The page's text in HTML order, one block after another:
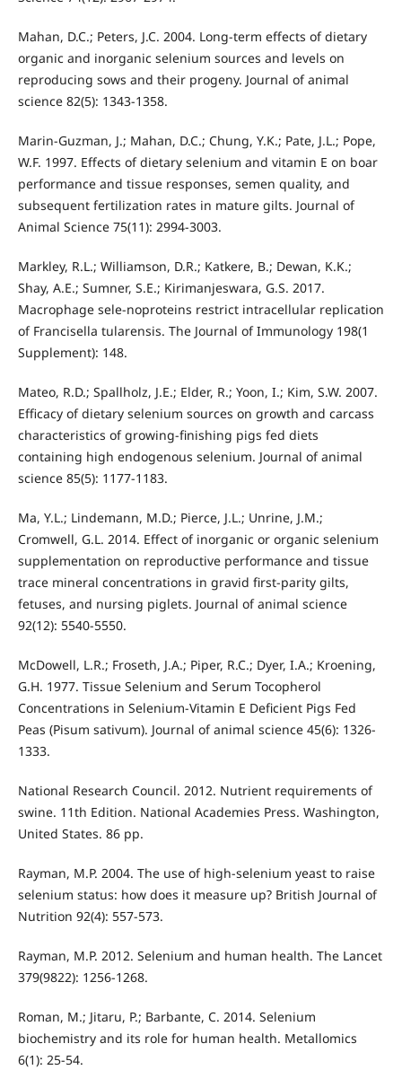
Mahan, D.C.; Peters, J.C. 2004. Long-term effects of dietary
organic and inorganic selenium sources and levels on
reproducing sows and their progeny. Journal of animal
science 82(5): 1343-1358.
Marin-Guzman, J.; Mahan, D.C.; Chung, Y.K.; Pate, J.L.; Pope,
W.F. 1997. Effects of dietary selenium and vitamin E on boar
performance and tissue responses, semen quality, and
subsequent fertilization rates in mature gilts. Journal of
Animal Science 75(11): 2994-3003.
Markley, R.L.; Williamson, D.R.; Katkere, B.; Dewan, K.K.;
Shay, A.E.; Sumner, S.E.; Kirimanjeswara, G.S. 2017.
Macrophage sele-noproteins restrict intracellular replication
of Francisella tularensis. The Journal of Immunology 198(1
Supplement): 148.
Mateo, R.D.; Spallholz, J.E.; Elder, R.; Yoon, I.; Kim, S.W. 2007.
Efficacy of dietary selenium sources on growth and carcass
characteristics of growing-finishing pigs fed diets
containing high endogenous selenium. Journal of animal
science 85(5): 1177-1183.
Ma, Y.L.; Lindemann, M.D.; Pierce, J.L.; Unrine, J.M.;
Cromwell, G.L. 2014. Effect of inorganic or organic selenium
supplementation on reproductive performance and tissue
trace mineral concentrations in gravid first-parity gilts,
fetuses, and nursing piglets. Journal of animal science
92(12): 5540-5550.
McDowell, L.R.; Froseth, J.A.; Piper, R.C.; Dyer, I.A.; Kroening,
G.H. 1977. Tissue Selenium and Serum Tocopherol
Concentrations in Selenium-Vitamin E Deficient Pigs Fed
Peas (Pisum sativum). Journal of animal science 45(6): 1326-
1333.
National Research Council. 2012. Nutrient requirements of
swine. 11th Edition. National Academies Press. Washington,
United States. 86 pp.
Rayman, M.P. 2004. The use of high-selenium yeast to raise
selenium status: how does it measure up? British Journal of
Nutrition 92(4): 557-573.
Rayman, M.P. 2012. Selenium and human health. The Lancet
379(9822): 1256-1268.
Roman, M.; Jitaru, P.; Barbante, C. 2014. Selenium
biochemistry and its role for human health. Metallomics
6(1): 25-54.